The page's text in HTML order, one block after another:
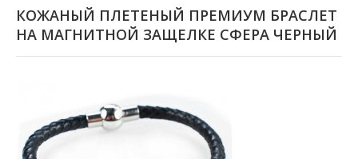
КОЖАНЫЙ ПЛЕТЕНЫЙ ПРЕМИУМ БРАСЛЕТ
НА МАГНИТНОЙ ЗАЩЕЛКЕ СФЕРА ЧЕРНЫЙ